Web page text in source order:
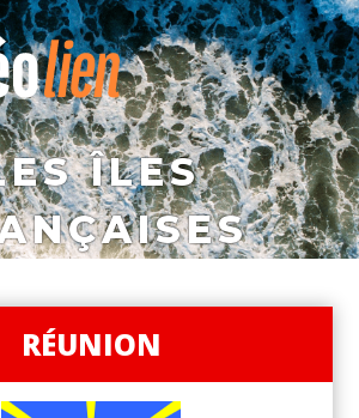
ÎLES
RÉUNION